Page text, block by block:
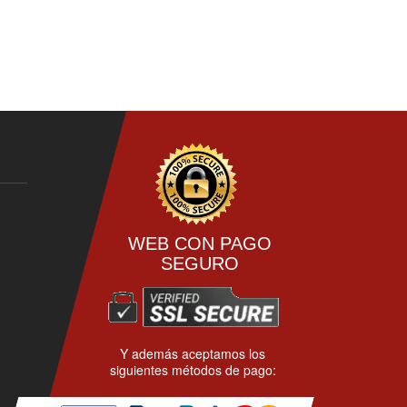
pueden
en
la
página
de
WEB CON PAGO
SEGURO
Y además aceptamos los
siguientes métodos de pago: